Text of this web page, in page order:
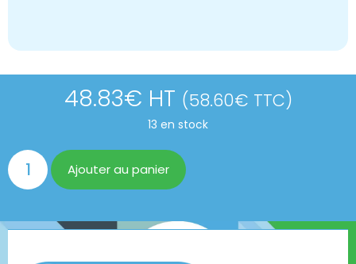
48.83€ HT (58.60€ TTC)
13 en stock
Ajouter au panier